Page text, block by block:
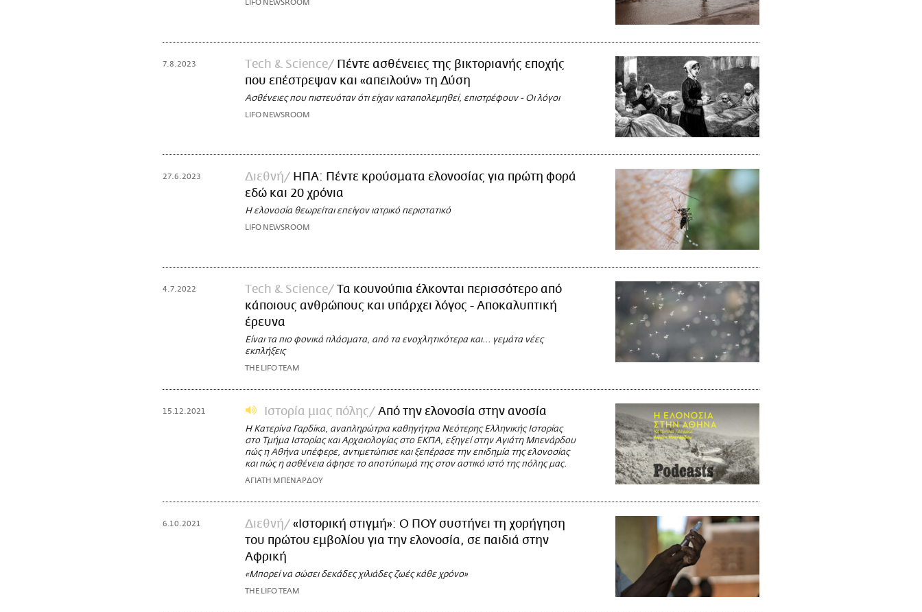
LIFO NEWSROOM
7.8.2023 Τech & Science
Πέντε ασθένειες της βικτοριανής εποχής
που επέστρεψαν και «απειλούν» τη Δύση
Ασθένειες που πιστευόταν ότι είχαν καταπολεμηθεί, επιστρέφουν - Οι λόγοι
LIFO NEWSROOM
27.6.2023 Διεθνή
ΗΠΑ: Πέντε κρούσματα ελονοσίας για πρώτη φορά
εδώ και 20 χρόνια
H ελονοσία θεωρείται επείγον ιατρικό περιστατικό
LIFO NEWSROOM
4.7.2022 Τech & Science
Τα κουνούπια έλκονται περισσότερο από
κάποιους ανθρώπους και υπάρχει λόγος - Αποκαλυπτική
έρευνα
Είναι τα πιο φονικά πλάσματα, από τα ενοχλητικότερα και... γεμάτα νέες
εκπλήξεις
THE LIFO TEAM
15.12.2021 Ιστορία μιας πόλης Από την ελονοσία στην ανοσία
Η Κατερίνα Γαρδίκα, αναπληρώτρια καθηγήτρια Νεότερης Ελληνικής Ιστορίας
στο Τμήμα Ιστορίας και Αρχαιολογίας στο ΕΚΠΑ, εξηγεί στην Αγιάτη Μπενάρδου
πώς η Αθήνα υπέφερε, αντιμετώπισε και ξεπέρασε την επιδημία της ελονοσίας
και πώς η ασθένεια άφησε το αποτύπωμά της στον αστικό ιστό της πόλης μας.
ΑΓΙΑΤΗ ΜΠΕΝΑΡΔΟΥ
6.10.2021 Διεθνή
«Ιστορική στιγμή»: Ο ΠΟΥ συστήνει τη χορήγηση
του πρώτου εμβολίου για την ελονοσία, σε παιδιά στην
Αφρική
«Μπορεί να σώσει δεκάδες χιλιάδες ζωές κάθε χρόνο»
THE LIFO TEAM